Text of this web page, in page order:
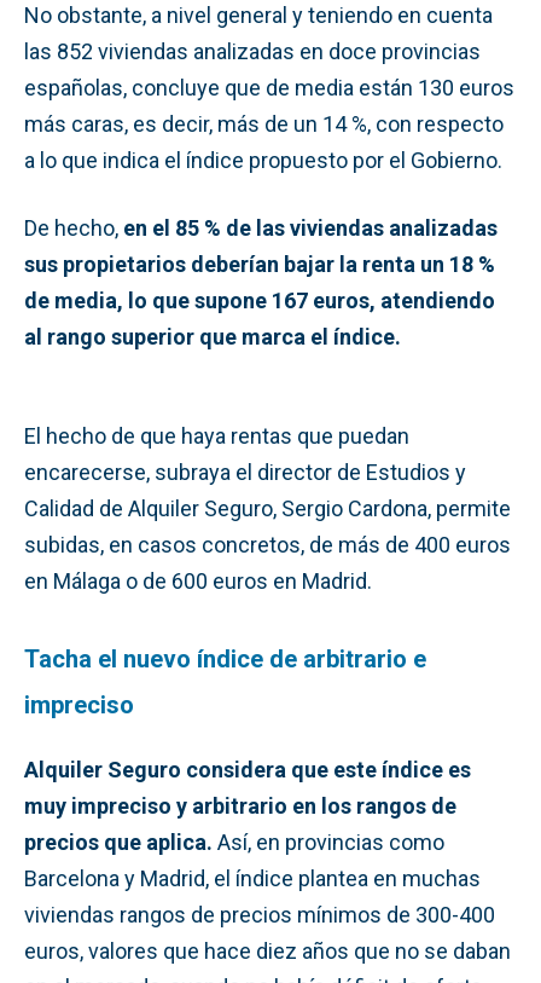
No obstante, a nivel general y teniendo en cuenta
las 852 viviendas analizadas en doce provincias
españolas, concluye que de media están 130 euros
más caras, es decir, más de un 14 %, con respecto
a lo que indica el índice propuesto por el Gobierno.
De hecho, en el 85 % de las viviendas analizadas
sus propietarios deberían bajar la renta un 18 %
de media, lo que supone 167 euros, atendiendo
al rango superior que marca el índice.
El hecho de que haya rentas que puedan
encarecerse, subraya el director de Estudios y
Calidad de Alquiler Seguro, Sergio Cardona, permite
subidas, en casos concretos, de más de 400 euros
en Málaga o de 600 euros en Madrid.
Tacha el nuevo índice de arbitrario e
impreciso
Alquiler Seguro considera que este índice es
muy impreciso y arbitrario en los rangos de
precios que aplica. Así, en provincias como
Barcelona y Madrid, el índice plantea en muchas
viviendas rangos de precios mínimos de 300-400
euros, valores que hace diez años que no se daban